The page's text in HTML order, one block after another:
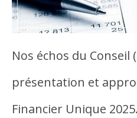
Nos échos du Conseil
présentation et
Financier Unique